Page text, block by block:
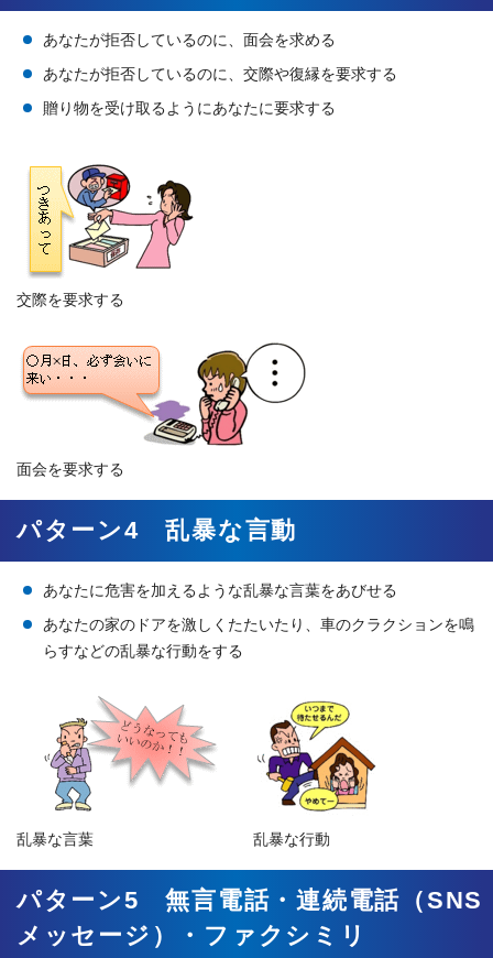
あなたが拒否しているのに、面会を求める
あなたが拒否しているのに、交際や復縁を要求する
贈り物を受け取るようにあなたに要求する
交際を要求する
面会を要求する
パターン4 乱暴な言動
あなたに危害を加えるような乱暴な言葉をあびせる
あなたの家のドアを激しくたたいたり、車のクラクションを鳴
らすなどの乱暴な行動をする
乱暴な言葉 乱暴な行動
パターン5 無言電話・連続電話（SNS
メッセージ）・ファクシミリ